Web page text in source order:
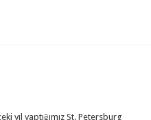
yıl yaptığımız St. Petersburg